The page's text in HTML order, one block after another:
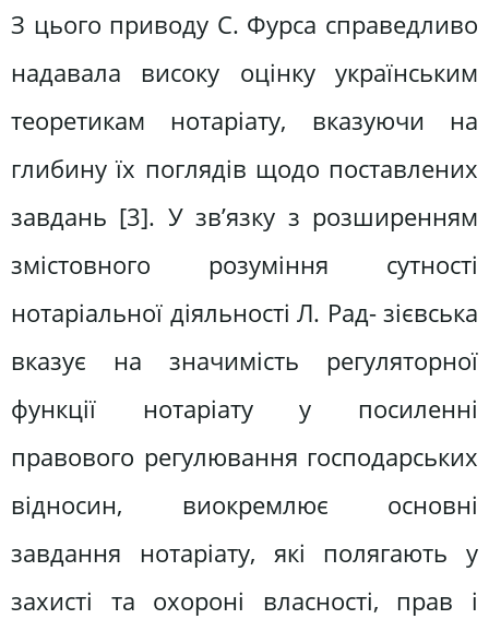
З цього приводу С. Фурса справедливо
надавала високу оцінку українським
теоретикам нотаріату, вказуючи на
глибину їх поглядів щодо поставлених
завдань [3]. У зв’язку з розширенням
змістовного розуміння сутності
нотаріальної діяльності Л. Рад- зієвська
вказує на значимість регуляторної
функції нотаріату у посиленні
правового регулювання господарських
відносин, виокремлює основні
завдання нотаріату, які полягають у
захисті та охороні власності, прав і